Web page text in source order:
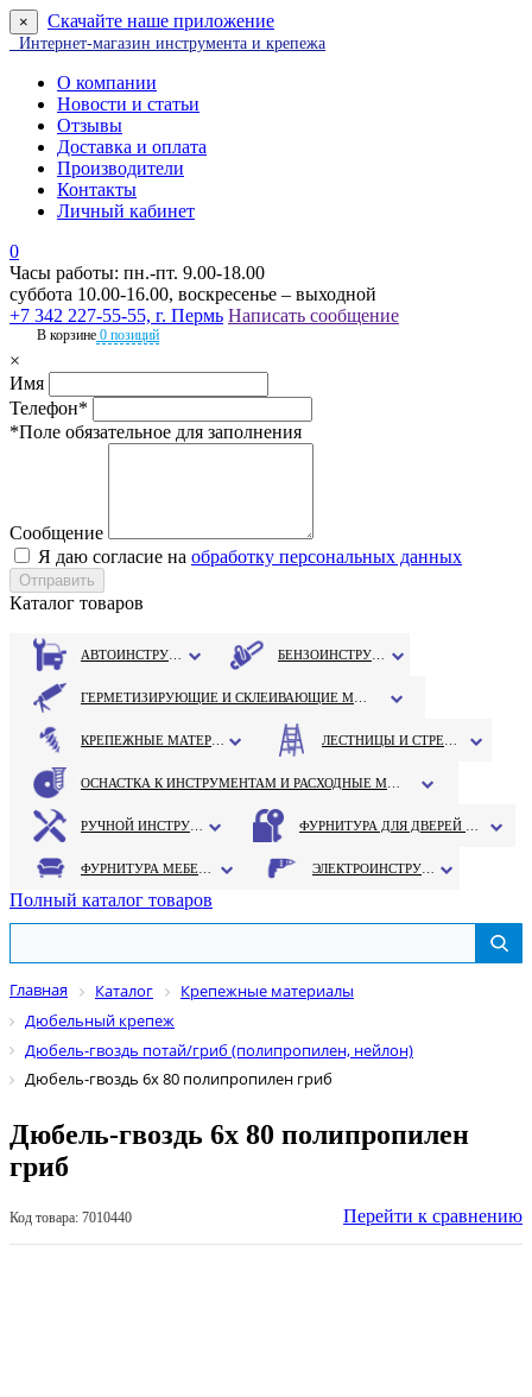
× Скачайте наше приложение
Интернет-магазин инструмента и крепежа
О компании
Новости и статьи
Отзывы
Доставка и оплата
Производители
Контакты
Личный кабинет
0
Часы работы: пн.-пт. 9.00-18.00
суббота 10.00-16.00, воскресенье – выходной
+7 342 227-55-55, г. Пермь Написать сообщение
В корзине 0 позиций
×
Имя
Телефон*
*Поле обязательное для заполнения
Сообщение
Я даю согласие на обработку персональных данных
Каталог товаров
Полный каталог товаров
Главная Каталог
Крепежные материалы
Дюбельный крепеж
Дюбель-гвоздь потай/гриб (полипропилен, нейлон)
Дюбель-гвоздь 6х 80 полипропилен гриб
Дюбель-гвоздь 6х 80 полипропилен
гриб
Код товара: 7010440 Перейти к сравнению